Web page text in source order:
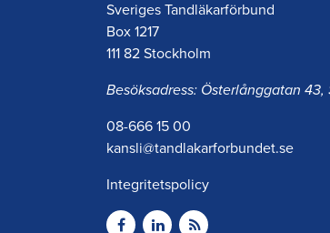
Sveriges Tandläkarförbund
Box 1217
111 82 Stockholm
Besöksadress: Österlånggatan 43,
08-666 15 00
kansli@tandlakarforbundet.se
Integritetspolicy